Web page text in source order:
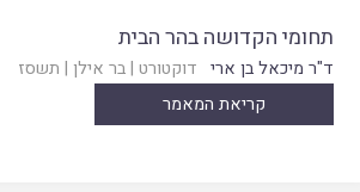
תחומי הקדושה בהר הבית
ד"ר מיכאל בן ארי דוקטורט |בר אילן | תשסז
קריאת המאמר